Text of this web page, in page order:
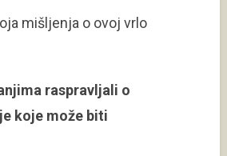
mišljenja o ovoj vrlo
raspravljali o
koje može biti